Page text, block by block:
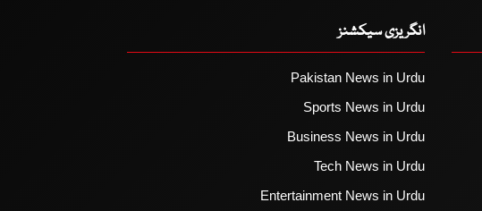
انگریزی سیکشنز
Pakistan News in Urdu
Sports News in Urdu
Business News in Urdu
Tech News in Urdu
Entertainment News in Urdu